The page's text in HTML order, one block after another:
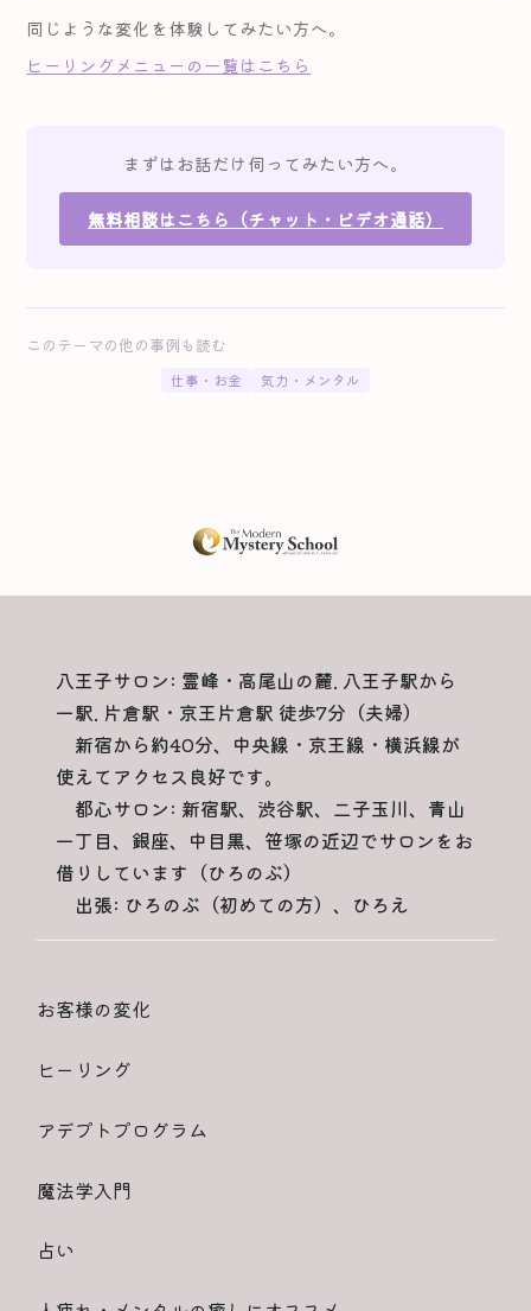
同じような変化を体験してみたい方へ。
ヒーリングメニューの一覧はこちら
まずはお話だけ伺ってみたい方へ。
無料相談はこちら（チャット・ビデオ通話）
このテーマの他の事例も読む
仕事・お金 気力・メンタル
八王子サロン: 霊峰・高尾山の麓. 八王子駅から
一駅. 片倉駅・京王片倉駅 徒歩7分（夫婦）
新宿から約40分、中央線・京王線・横浜線が
使えてアクセス良好です。
都心サロン: 新宿駅、渋谷駅、二子玉川、青山
一丁目、銀座、中目黒、笹塚の近辺でサロンをお
借りしています（ひろのぶ）
出張: ひろのぶ（初めての方）、ひろえ
お客様の変化
ヒーリング
アデプトプログラム
魔法学入門
占い